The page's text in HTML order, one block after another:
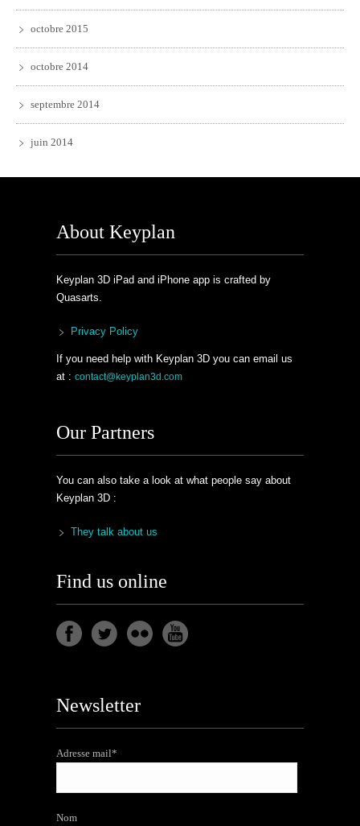
octobre 2015
octobre 2014
septembre 2014
juin 2014
About Keyplan
Keyplan 3D iPad and iPhone app is crafted by
Quasarts.
Privacy Policy
If you need help with Keyplan 3D you can email us
at : contact@keyplan3d.com
Our Partners
You can also take a look at what people say about
Keyplan 3D :
They talk about us
Find us online
Newsletter
Adresse mail*
Nom